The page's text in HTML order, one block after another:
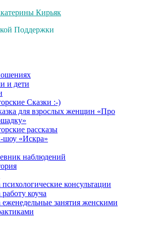
Кирьяк
Поддержки
и дети
Сказки :-)
для взрослых женщин «Про
рассказы
шоу «Искра»
наблюдений
психологические консультации
работу коуча
еженедельные занятия женскими